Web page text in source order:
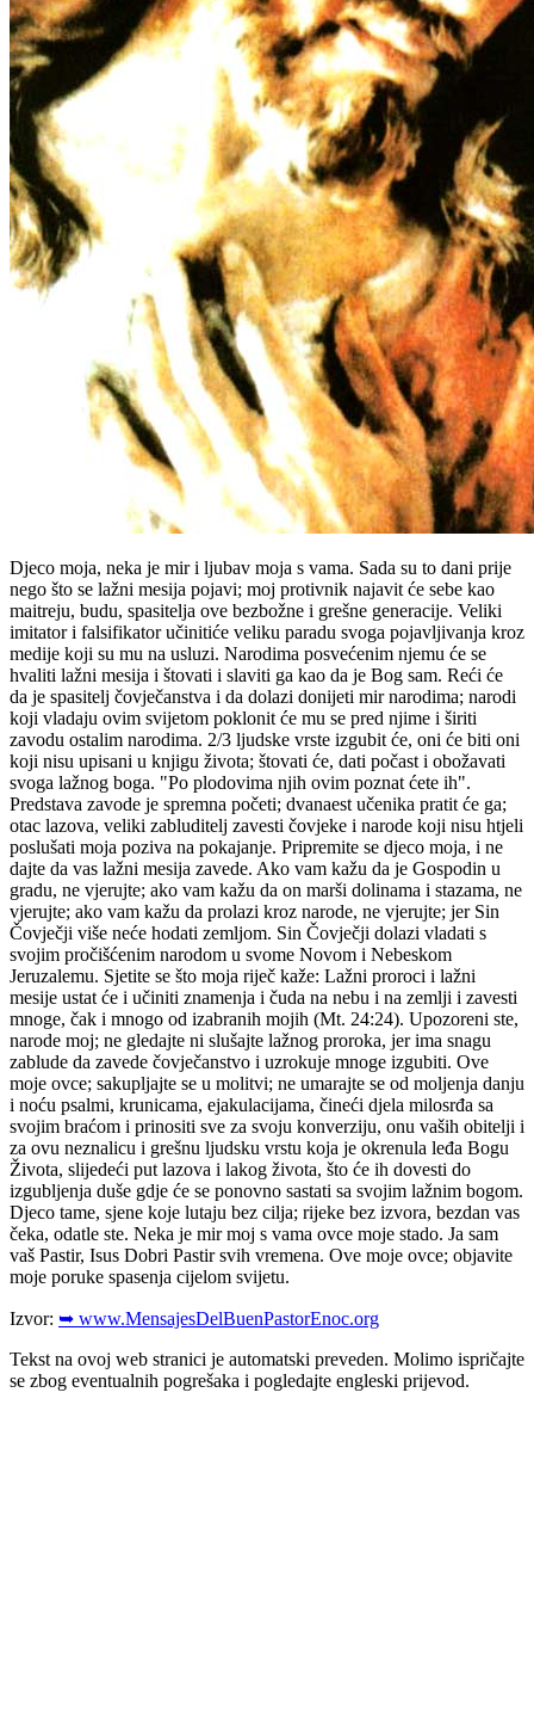
Djeco moja, neka je mir i ljubav moja s vama. Sada su to dani prije
nego što se lažni mesija pojavi; moj protivnik najavit će sebe kao
maitreju, budu, spasitelja ove bezbožne i grešne generacije. Veliki
imitator i falsifikator učinitiće veliku paradu svoga pojavljivanja kroz
medije koji su mu na usluzi. Narodima posvećenim njemu će se
hvaliti lažni mesija i štovati i slaviti ga kao da je Bog sam. Reći će
da je spasitelj čovječanstva i da dolazi donijeti mir narodima; narodi
koji vladaju ovim svijetom poklonit će mu se pred njime i širiti
zavodu ostalim narodima. 2/3 ljudske vrste izgubit će, oni će biti oni
koji nisu upisani u knjigu života; štovati će, dati počast i obožavati
svoga lažnog boga. "Po plodovima njih ovim poznat ćete ih".
Predstava zavode je spremna početi; dvanaest učenika pratit će ga;
otac lazova, veliki zabluditelj zavesti čovjeke i narode koji nisu htjeli
poslušati moja poziva na pokajanje. Pripremite se djeco moja, i ne
dajte da vas lažni mesija zavede. Ako vam kažu da je Gospodin u
gradu, ne vjerujte; ako vam kažu da on marši dolinama i stazama, ne
vjerujte; ako vam kažu da prolazi kroz narode, ne vjerujte; jer Sin
Čovječji više neće hodati zemljom. Sin Čovječji dolazi vladati s
svojim pročišćenim narodom u svome Novom i Nebeskom
Jeruzalemu. Sjetite se što moja riječ kaže: Lažni proroci i lažni
mesije ustat će i učiniti znamenja i čuda na nebu i na zemlji i zavesti
mnoge, čak i mnogo od izabranih mojih (Mt. 24:24). Upozoreni ste,
narode moj; ne gledajte ni slušajte lažnog proroka, jer ima snagu
zablude da zavede čovječanstvo i uzrokuje mnoge izgubiti. Ove
moje ovce; sakupljajte se u molitvi; ne umarajte se od moljenja danju
i noću psalmi, krunicama, ejakulacijama, čineći djela milosrđa sa
svojim braćom i prinositi sve za svoju konverziju, onu vaših obitelji i
za ovu neznalicu i grešnu ljudsku vrstu koja je okrenula leđa Bogu
Života, slijedeći put lazova i lakog života, što će ih dovesti do
izgubljenja duše gdje će se ponovno sastati sa svojim lažnim bogom.
Djeco tame, sjene koje lutaju bez cilja; rijeke bez izvora, bezdan vas
čeka, odatle ste. Neka je mir moj s vama ovce moje stado. Ja sam
vaš Pastir, Isus Dobri Pastir svih vremena. Ove moje ovce; objavite
moje poruke spasenja cijelom svijetu.
Izvor: ➥ www.MensajesDelBuenPastorEnoc.org
Tekst na ovoj web stranici je automatski preveden. Molimo ispričajte
se zbog eventualnih pogrešaka i pogledajte engleski prijevod.